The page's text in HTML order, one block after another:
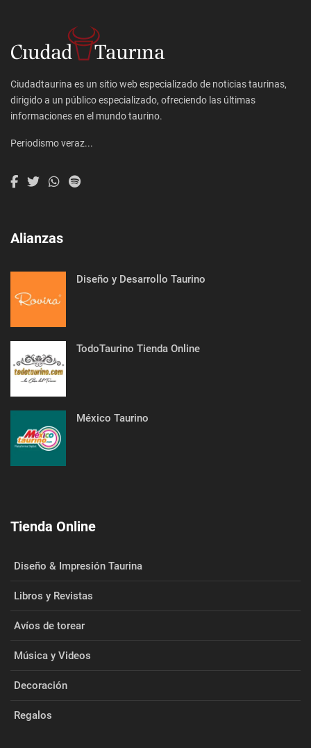
Ciudadtaurina es un sitio web especializado de noticias taurinas,
dirigido a un público especializado, ofreciendo las últimas
informaciones en el mundo taurino.
Periodismo veraz...
Alianzas
Diseño y Desarrollo Taurino
TodoTaurino Tienda Online
México Taurino
Tienda Online
Diseño & Impresión Taurina
Libros y Revistas
Avíos de torear
Música y Videos
Decoración
Regalos